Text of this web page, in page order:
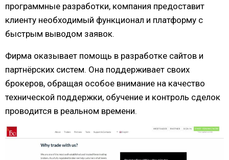
программные разработки, компания предоставит
клиенту необходимый функционал и платформу с
быстрым выводом заявок.
Фирма оказывает помощь в разработке сайтов и
партнёрских систем. Она поддерживает своих
брокеров, обращая особое внимание на качество
технической поддержки, обучение и контроль сделок
проводится в реальном времени.